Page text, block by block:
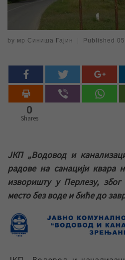
by мр Синиша Гајин Published
0
Shares
ЈКП „Водовод и
радове на санацији квара
изворишту у Перлезу,
место без воде и биће до